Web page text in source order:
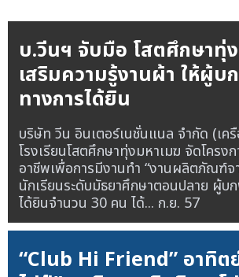
บ.วีนฯ จับมือ โสตศึกษาทุ่
เสริมความรู้งานผ้า ให้ผู้บ
ทางการได้ยิน
บริษัท วีน อินเตอร์เนชั่นแนล จำกัด (เค
โรงเรียนโสตศึกษาทุ่งมหาเมฆ จัดโครง
อาชีพเพื่อการมีงานทำ “งานผลิตภัณฑ์จ
นักเรียนระดับมัธยาศึกษาตอนปลาย ผู้บ
ได้ยินจำนวน 30 คน ได้... ก.ย. 57
“Club Hi Friend” อาทิต